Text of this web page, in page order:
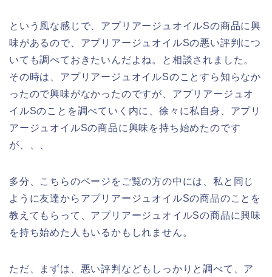
という風な感じで、アプリアージュオイルSの商品に興
味があるので、アプリアージュオイルSの悪い評判につ
いても調べておきたいんだよね。と相談されました。
その時は、アプリアージュオイルSのことすら知らなか
ったので興味がなかったのですが、アプリアージュオ
イルSのことを調べていく内に、徐々に私自身、アプリ
アージュオイルSの商品に興味を持ち始めたのです
が、、、
多分、こちらのページをご覧の方の中には、私と同じ
ように友達からアプリアージュオイルSの商品のことを
教えてもらって、アプリアージュオイルSの商品に興味
を持ち始めた人もいるかもしれません。
ただ、まずは、悪い評判などもしっかりと調べて、ア